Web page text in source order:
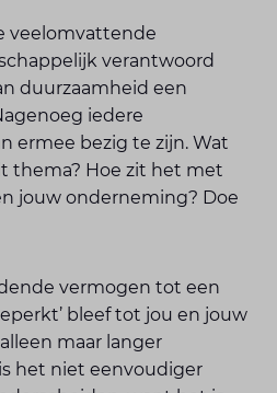
veelomvattende
verantwoord
duurzaamheid een
iedere
ermee bezig te zijn. Wat
thema? Hoe zit het met
jouw onderneming? Doe
vermogen tot een
bleef tot jou en jouw
maar langer
het niet eenvoudiger